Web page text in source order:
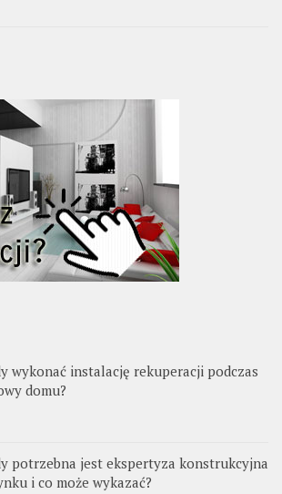
wykonać instalację rekuperacji podczas
domu?
potrzebna jest ekspertyza konstrukcyjna
i co może wykazać?